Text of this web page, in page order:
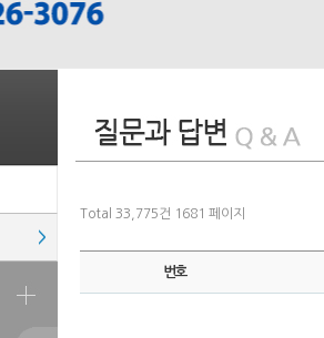
>
Total 33,775건 1681 페이지
번호